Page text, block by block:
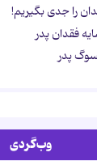
را جدی بگیریم!
فقدان پدر
پدر
وب‌گردی